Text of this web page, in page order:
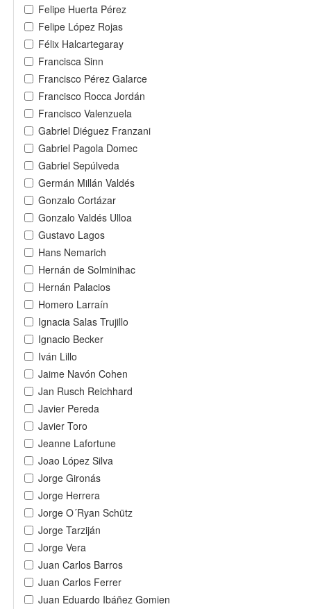
Felipe Huerta Pérez
Felipe López Rojas
Félix Halcartegaray
Francisca Sinn
Francisco Pérez Galarce
Francisco Rocca Jordán
Francisco Valenzuela
Gabriel Diéguez Franzani
Gabriel Pagola Domec
Gabriel Sepúlveda
Germán Millán Valdés
Gonzalo Cortázar
Gonzalo Valdés Ulloa
Gustavo Lagos
Hans Nemarich
Hernán de Solminihac
Hernán Palacios
Homero Larraín
Ignacia Salas Trujillo
Ignacio Becker
Iván Lillo
Jaime Navón Cohen
Jan Rusch Reichhard
Javier Pereda
Javier Toro
Jeanne Lafortune
Joao López Silva
Jorge Gironás
Jorge Herrera
Jorge O´Ryan Schütz
Jorge Tarziján
Jorge Vera
Juan Carlos Barros
Juan Carlos Ferrer
Juan Eduardo Ibáñez Gomien